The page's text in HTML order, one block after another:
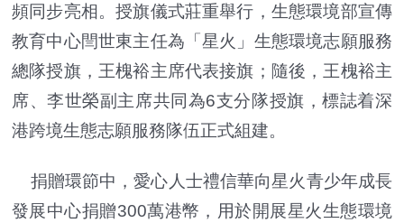
頻同步亮相。授旗儀式莊重舉行，生態環境部宣傳
教育中心閆世東主任為「星火」生態環境志願服務
總隊授旗，王槐裕主席代表接旗；隨後，王槐裕主
席、李世榮副主席共同為6支分隊授旗，標誌着深
港跨境生態志願服務隊伍正式組建。
捐贈環節中，愛心人士禮信華向星火青少年成長
發展中心捐贈300萬港幣，用於開展星火生態環境